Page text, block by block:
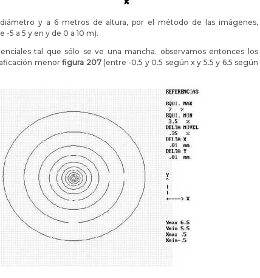
y a 6 metros de altura, por el método de las imágenes,
5 a 5 y en y de 0 a 10 m).
tal que sólo se ve una mancha. observamos entonces los
menorfigura 207(entre -0.5 y 0.5 según x y 5.5 y 6.5 según